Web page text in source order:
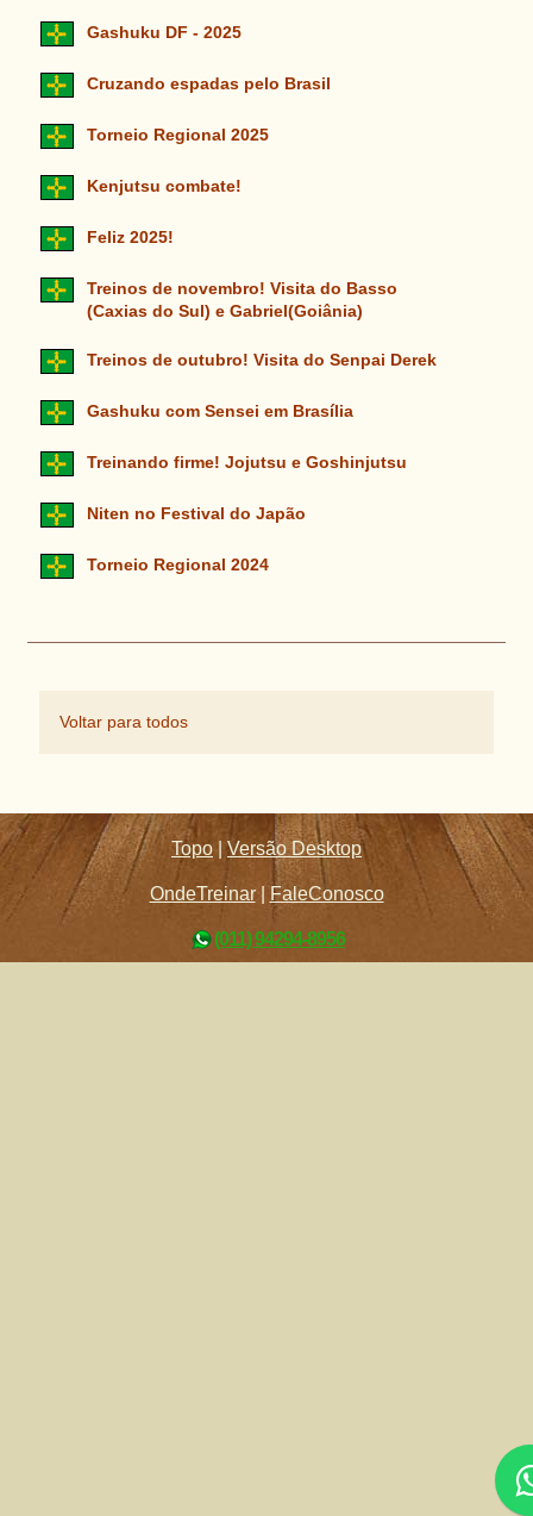
Gashuku DF - 2025
Cruzando espadas pelo Brasil
Torneio Regional 2025
Kenjutsu combate!
Feliz 2025!
Treinos de novembro! Visita do Basso
(Caxias do Sul) e Gabriel(Goiânia)
Treinos de outubro! Visita do Senpai Derek
Gashuku com Sensei em Brasília
Treinando firme! Jojutsu e Goshinjutsu
Niten no Festival do Japão
Torneio Regional 2024
Voltar para todos
Topo |Versão Desktop
OndeTreinar| FaleConosco
(011) 94294-8956